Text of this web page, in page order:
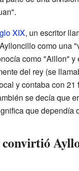
XIX, un escritor
como una
como "Aillon" y
del rey (se
y contaba con
se decía que
que dependía
convirtió